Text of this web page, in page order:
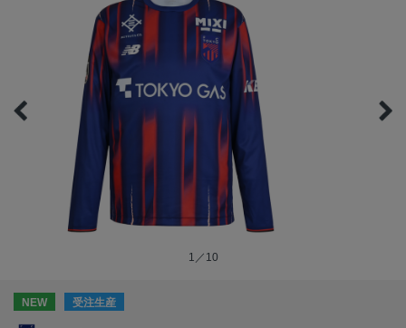
1／10
NEW 受注生産